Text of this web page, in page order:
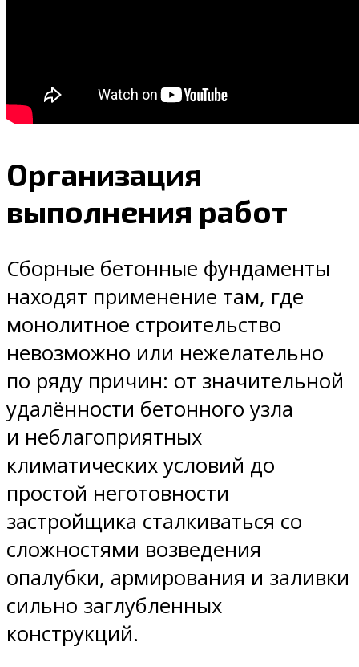
Организация
выполнения работ
Сборные бетонные фундаменты
находят применение там, где
монолитное строительство
невозможно или нежелательно
по ряду причин: от значительной
удалённости бетонного узла
и неблагоприятных
климатических условий до
простой неготовности
застройщика сталкиваться со
сложностями возведения
опалубки, армирования и заливки
сильно заглубленных
конструкций.